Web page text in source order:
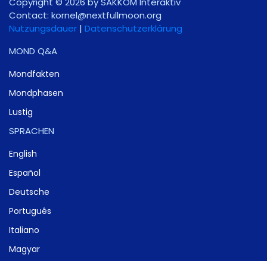
Contact: gro.noomlluftxen@lenrok
Nutzungsdauer | Datenschutzerklärung
MOND Q&A
Mondfakten
Mondphasen
Lustig
SPRACHEN
English
Español
Deutsche
Português
Italiano
Magyar